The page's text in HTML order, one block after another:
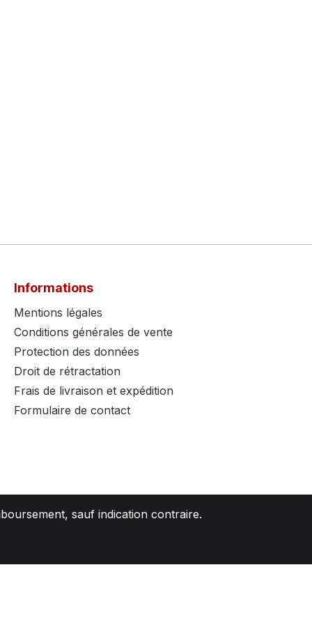
Informations
Mentions légales
Conditions générales de vente
Protection des données
Droit de rétractation
Frais de livraison et expédition
Formulaire de contact
sauf indication contraire.